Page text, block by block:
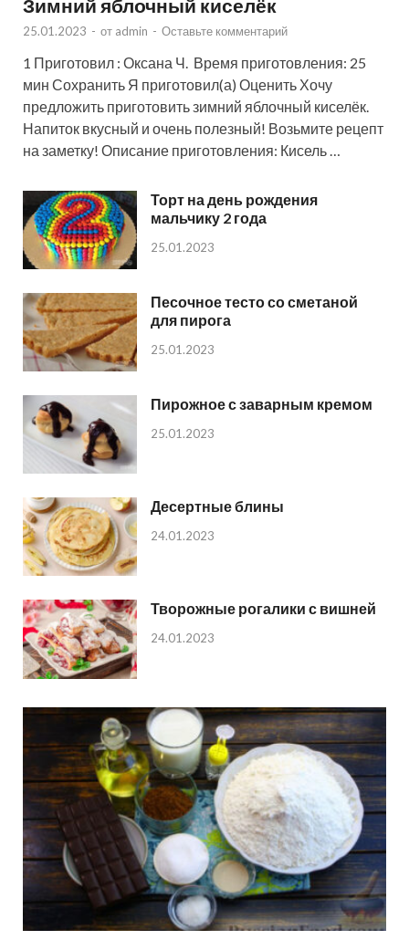
Зимний яблочный киселёк
25.01.2023 - от admin - Оставьте комментарий
1 Приготовил : Оксана Ч. Время приготовления: 25
мин Сохранить Я приготовил(а) Оценить Хочу
предложить приготовить зимний яблочный киселёк.
Напиток вкусный и очень полезный! Возьмите рецепт
на заметку! Описание приготовления: Кисель …
Торт на день рождения
мальчику 2 года
25.01.2023
Песочное тесто со сметаной
для пирога
25.01.2023
Пирожное с заварным кремом
25.01.2023
Десертные блины
24.01.2023
Творожные рогалики с вишней
24.01.2023